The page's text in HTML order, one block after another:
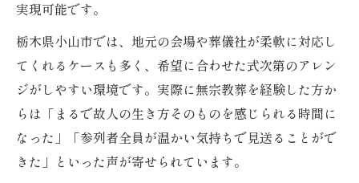
実現可能です。
栃木県小山市では、地元の会場や葬儀社が柔軟に対応し
てくれるケースも多く、希望に合わせた式次第のアレン
ジがしやすい環境です。実際に無宗教葬を経験した方か
らは「まるで故人の生き方そのものを感じられる時間に
なった」「参列者全員が温かい気持ちで見送ることがで
きた」といった声が寄せられています。